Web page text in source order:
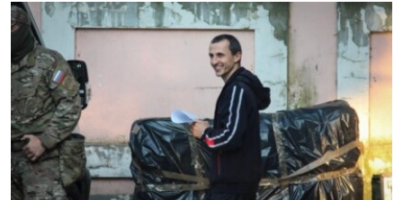
ВСЕ ЗА ДЕНЬ
СПЕЦПРОЕКТИ
ДЕПОРТАЦІЯ
ВІДЕОУРОКИ «ELIFBE»
СВІДЧЕННЯ ОКУПАЦІЇ
УКРАЇНСЬКА ПРОБЛЕМА КРИМУ
ЯК ОБІЙТИ БЛОКУВАННЯ
Русский
Qırımtatar